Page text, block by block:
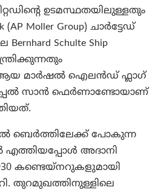
ഉടമസ്ഥതയിലുള്ളതും
Moller Group) ചാർട്ടേഡ്
Schulte Ship
ആയ മാർഷൽ ഐലൻഡ് ഫ്ലാഗ്
സാൻ ഫെർണാണ്ടോയാണ്
ബെർത്തിലേക്ക് പോകുന്ന
എത്തിയപ്പോൾ അദാനി
കണ്ടെയ്‌നറുകളുമായി
തുറമുഖത്തിനുള്ളിലെ